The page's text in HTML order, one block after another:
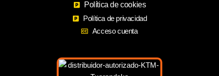
o
o
k
g
r
a
m
a
r
k
e
a
l
Política de cookies
Política de privacidad
Acceso cuenta